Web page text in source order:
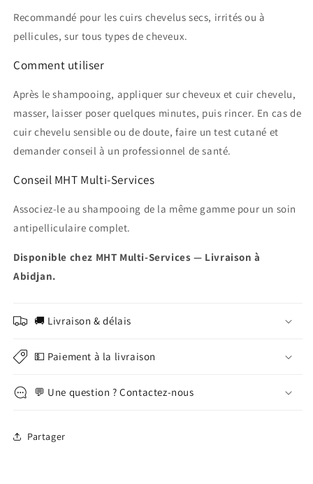
Recommandé pour les cuirs chevelus secs, irrités ou à
pellicules, sur tous types de cheveux.
Comment utiliser
Après le shampooing, appliquer sur cheveux et cuir chevelu,
masser, laisser poser quelques minutes, puis rincer. En cas de
cuir chevelu sensible ou de doute, faire un test cutané et
demander conseil à un professionnel de santé.
Conseil MHT Multi-Services
Associez-le au shampooing de la même gamme pour un soin
antipelliculaire complet.
Disponible chez MHT Multi-Services — Livraison à
Abidjan.
🚚 Livraison & délais
💵 Paiement à la livraison
💬 Une question ? Contactez-nous
Partager